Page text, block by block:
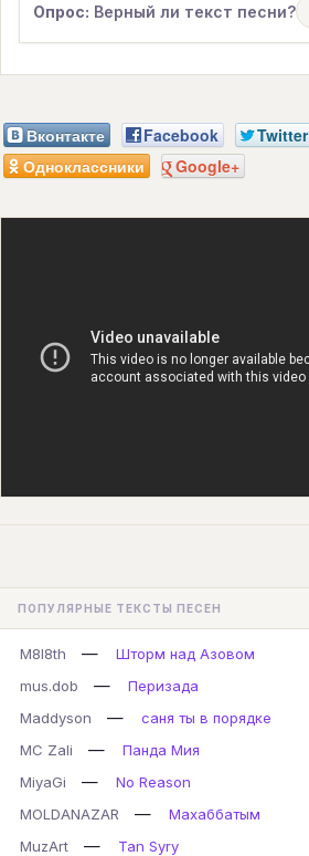
Опрос: Верный ли текст песни?
Вконтакте Facebook Twitter
Одноклассники
Google+
ПОПУЛЯРНЫЕ ТЕКСТЫ ПЕСЕН
M8l8th —
Шторм над Азовом
mus.dob
—
Перизада
Maddyson
—
саня ты в порядке
MC Zali
—
Панда Мия
MiyaGi
—
No Reason
MOLDANAZAR
—
Махаббатым
MuzArt
—
Tan Syry